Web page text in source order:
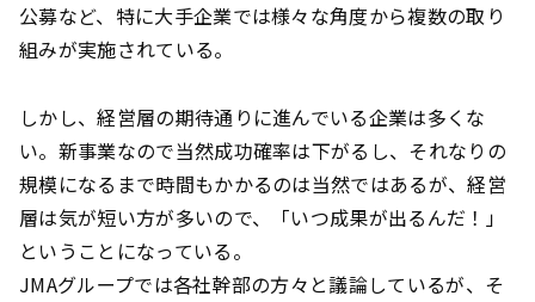
公募など、特に大手企業では様々な角度から複数の取り
組みが実施されている。
しかし、経営層の期待通りに進んでいる企業は多くな
い。新事業なので当然成功確率は下がるし、それなりの
規模になるまで時間もかかるのは当然ではあるが、経営
層は気が短い方が多いので、「いつ成果が出るんだ！」
ということになっている。
JMAグループでは各社幹部の方々と議論しているが、そ